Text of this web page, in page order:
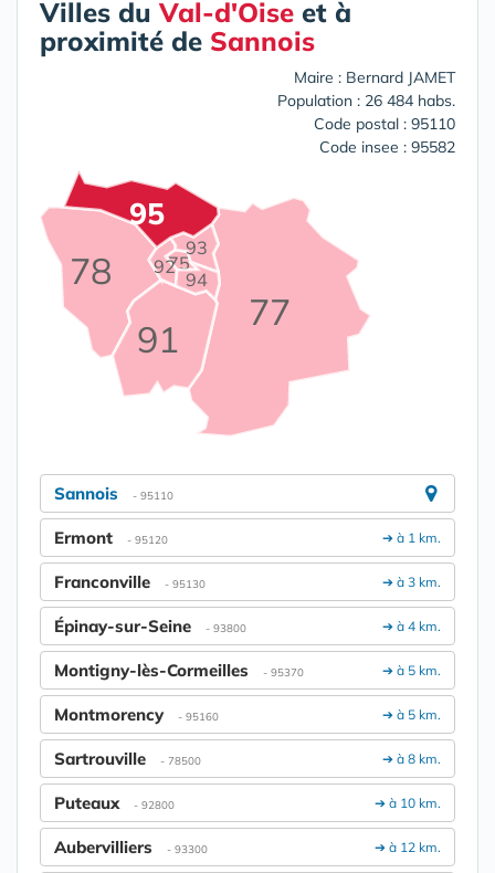
Villes duVal-d'Oise et à
proximité de Sannois
Maire : Bernard JAMET
Population : 26 484 habs.
Code postal : 95110
Code insee : 95582
75
77
78
91
92
93
94
95
Sannois - 95110
➔ à 1 km.
Ermont - 95120
➔ à 3 km.
Franconville - 95130
➔ à 4 km.
Épinay-sur-Seine - 93800
➔ à 5 km.
Montigny-lès-Cormeilles - 95370
➔ à 5 km.
Montmorency - 95160
➔ à 8 km.
Sartrouville - 78500
➔ à 10 km.
Puteaux - 92800
➔ à 12 km.
Aubervilliers - 93300